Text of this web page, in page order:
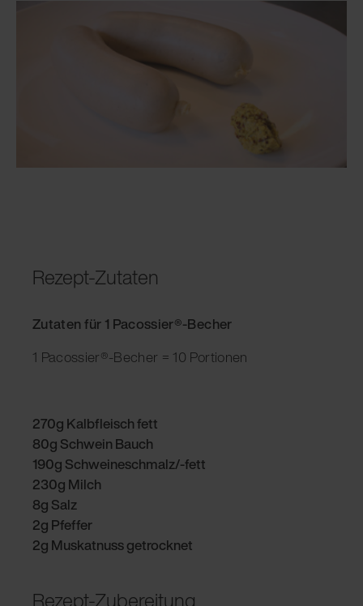
Rezept-Zutaten
Zutaten für 1 Pacossier®-Becher
1 Pacossier®-Becher = 10 Portionen
270g Kalbfleisch fett
80g Schwein Bauch
190g Schweineschmalz/-fett
230g Milch
8g Salz
2g Pfeffer
2g Muskatnuss getrocknet
Rezept-Zubereitung